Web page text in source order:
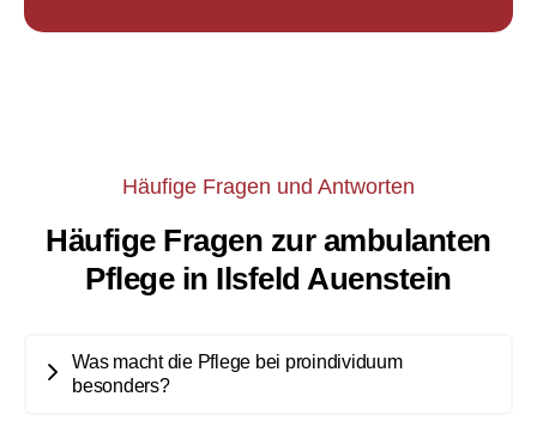
Häufige Fragen und Antworten
Häufige Fragen zur ambulanten
Pflege in Ilsfeld Auenstein
Was macht die Pflege bei proindividuum
besonders?